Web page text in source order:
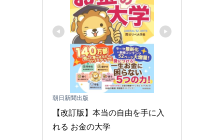
朝日新聞出版
【改訂版】本当の自由を手に入
れる お金の大学